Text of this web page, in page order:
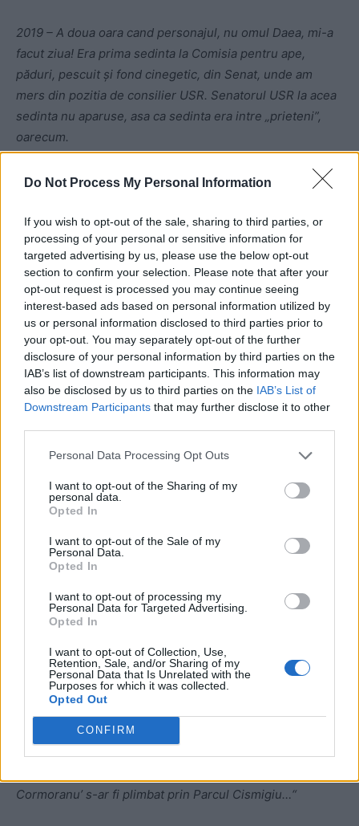
Do Not Process My Personal Information
If you wish to opt-out of the sale, sharing to third parties, or
processing of your personal or sensitive information for
targeted advertising by us, please use the below opt-out
section to confirm your selection. Please note that after your
opt-out request is processed you may continue seeing
interest-based ads based on personal information utilized by
us or personal information disclosed to third parties prior to
your opt-out. You may separately opt-out of the further
disclosure of your personal information by third parties on the
IAB’s list of downstream participants. This information may
also be disclosed by us to third parties on the IAB’s List of
Downstream Participants that may further disclose it to other
Personal Data Processing Opt Outs
I want to opt-out of the Sharing of my
personal data.
Opted In
I want to opt-out of the Sale of my
Personal Data.
Opted In
I want to opt-out of processing my
Personal Data for Targeted Advertising.
Opted In
I want to opt-out of Collection, Use,
Retention, Sale, and/or Sharing of my
Personal Data that Is Unrelated with the
Purposes for which it was collected.
Opted Out
CONFIRM
2019 – A doua oara cand personajul, nu omul Daea, mi-a
facut ziua! Era prima sedinta la Comisia pentru ape,
păduri, pescuit și fond cinegetic, din Senat, unde am
mers din pozitia de consilier USR. Senatorul USR la acea
sedinta nu aparuse, asa ca sedinta era intre „prieteni”,
oarecum.
ad
cunosteam destul de bine. Asa ca, foarte deschisi si fara
subiecte importante pe ordinea de zi, fiind prima sedinta,
acestia au inceput sa glumeasca pe seama altui
din curtea casei si lasau gainat in jurul piscinei si din
aceasta cauza avea omul avea certuri cu sotia.
Unul dintre senatori a zis ca rezolva situatia asta de
conflict domestic in familia parlamentarului si ca suna pe
cineva care sa „aranjeze” cormoranii.
La scurt timp, am aflat din televizor ca probelma cu
cormoranii, gainatul, iazul si piscina devenise una
nationala si Daea era „omu'”.
Cormoranu’ s-ar fi plimbat prin Parcul Cismigiu…“